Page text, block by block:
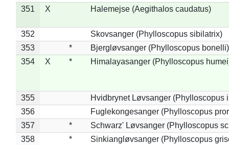
351
X Halemejse (Aegithalos caudatus)
352
Skovsanger (Phylloscopus sibilatrix)
353
*
Bjergløvsanger (Phylloscopus bonelli)
354
X * Himalayasanger (Phylloscopus
355
Hvidbrynet Løvsanger (Phylloscopus
356
Fuglekongesanger (Phylloscopus
357
*
Schwarz' Løvsanger (Phylloscopus
358
*
Sinkiangløvsanger (Phylloscopus